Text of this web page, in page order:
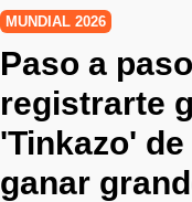
MUNDIAL 2026
Paso a
registrarte
'Tinkazo'
ganar